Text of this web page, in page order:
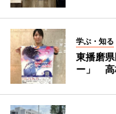
学ぶ・知る
東播磨
ー」 高